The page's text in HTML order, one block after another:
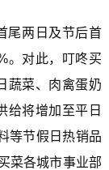
尾两日及节后首
。对此，叮咚买
蔬菜、肉禽蛋奶
给将增加至平日
等节假日热销品
菜各城市事业部